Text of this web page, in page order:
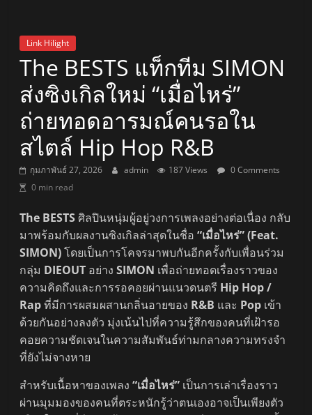
FM
ลพบุรี
Link Hilight
The BESTS แท็กทีม SIMON
ส่งซิงเกิลใหม่ “เมื่อไหร่”
ถ่ายทอดอารมณ์คนรอใน
สไตล์ Hip Hop R&B
กุมภาพันธ์ 27, 2026 admin 187 Views
0 Comments
0 min read
The BESTSศิลปินหนุ่มผู้อยู่วงการเพลงอย่างต่อเนื่อง กลับ
มาพร้อมกับผลงานซิงเกิลล่าสุดในชื่อ“เมื่อไหร่” (Feat.
SIMON)โดยเป็นการโคจรมาพบกันอีกครั้งกับเพื่อนร่วม
กลุ่ม DIEOUT อย่างSIMON เพื่อถ่ายทอดเรื่องราวของ
ความคิดถึงและการรอคอยผ่านแนวดนตรี Hip Hop /
Rapที่มีการผสมผสานกลิ่นอายของ R&B และ Pop เข้า
ด้วยกันอย่างลงตัว มุ่งเน้นไปที่ความรู้สึกของคนที่เฝ้ารอ
คอยความชัดเจนในความสัมพันธ์ท่ามกลางความทรงจำ
ที่ยังไม่จางหาย
สำหรับเนื้อหาของเพลง“เมื่อไหร่” เป็นการเล่าเรื่องราว
ผ่านมุมมองของคนที่ตระหนักรู้ว่าตนเองอาจเป็นเพียงตัว